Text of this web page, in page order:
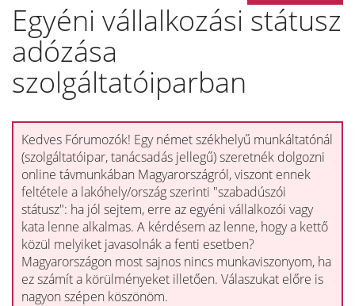
Blog
Állás
Képzésnaptár
Egyéni vállalkozási státusz
adózása
szolgáltatóiparban
Kedves Fórumozók! Egy német székhelyű munkáltatónál
(szolgáltatóipar, tanácsadás jellegű) szeretnék dolgozni
online távmunkában Magyarországról, viszont ennek
feltétele a lakóhely/ország szerinti "szabadúszói
státusz": ha jól sejtem, erre az egyéni vállalkozói vagy
kata lenne alkalmas. A kérdésem az lenne, hogy a kettő
közül melyiket javasolnák a fenti esetben?
Magyarországon most sajnos nincs munkaviszonyom, ha
ez számít a körülményeket illetően. Válaszukat előre is
nagyon szépen köszönöm.